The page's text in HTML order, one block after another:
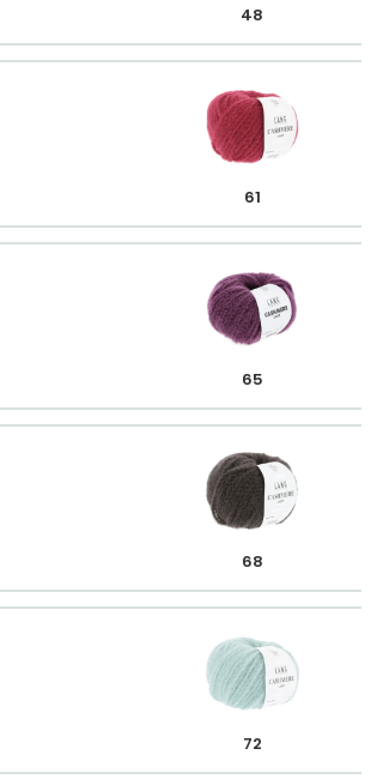
48
61
65
68
72